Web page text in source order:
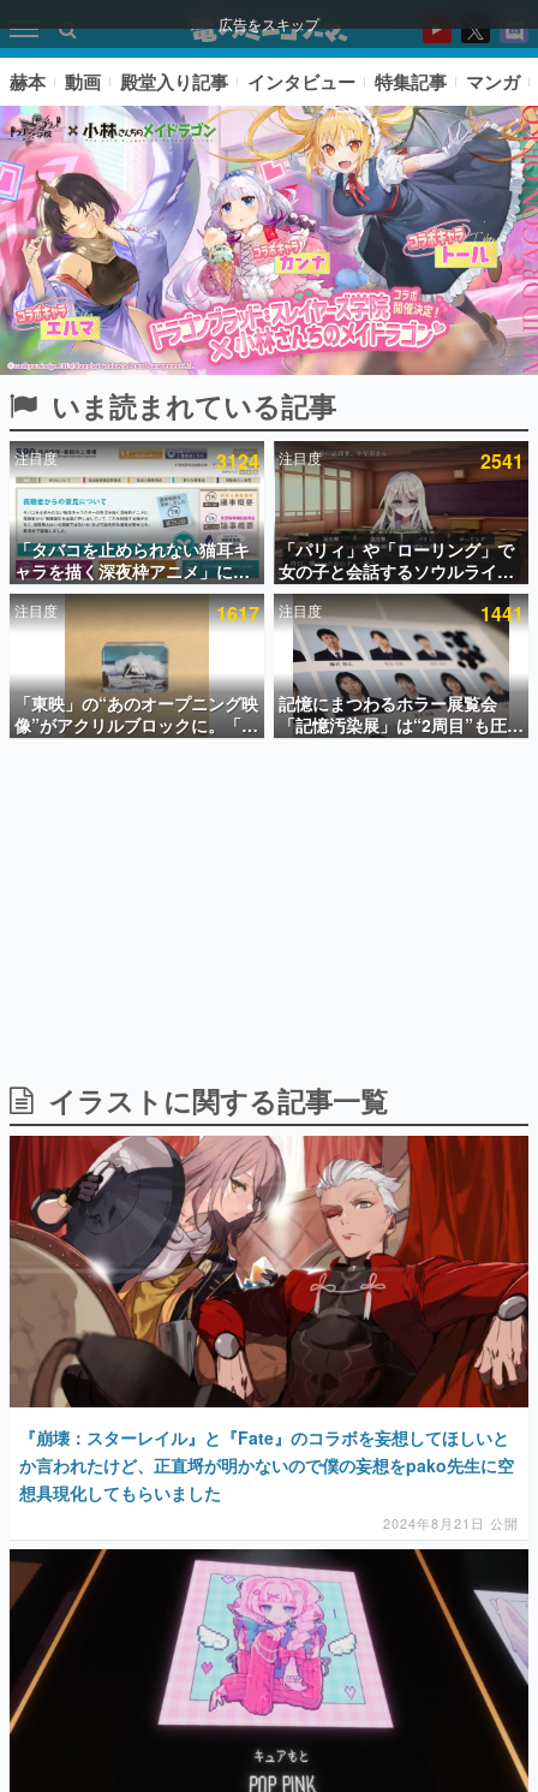
広告をスキップ
ピックアップ
電ファミのいま読まれている記事ランキング
アプリセール情報
インタビュー
連載・特集一覧
殿堂入り記事
SNS拡散数が数千以上！ ページビュー数万以上！ などな
ど。多くの人々に読まれた、電ファミ渾身の“殿堂入り”記
事をまとめました。
日本のコンテンツ産業やカルチャーに与えた影響を探る企
画です。
日本モバイルゲーム産業史
日本のモバイルゲーム史における主要なトピック・タイト
ルを網羅するほか、開発者へのインタビューや識者による
解説を掲載。約20年の歴史が一望できる決定版！
若ゲのいたり〜ゲームクリエイターの青春〜
『うつヌケ』『ペンと箸』等で知られるマンガ家・田中圭
一先生によるゲーム業界レポートマンガです。
なんでゲームは面白い？
ゲーム開発者・hamatsu氏がゲームの魅力を画面や操作の
具体的な形から解き明かしていく、硬派で骨太な評論連載
です。
ゲームが変えた日本語
「経験値」「裏技」「ラスボス」… ゲームにまつわる言葉
の起源や用法の変遷を、コンピューター文化史研究家・タ
イニーP氏が徹底調査。
カテゴリ
特集記事
マンガ
赫本 動画 殿堂入り記事 インタビュー 特集記事 マンガ
いま読まれている記事
注目度 3124
「タバコを止められない猫耳キ
ャラを描く深夜枠アニメ」に視
聴者の一部から批判意見。違法
薬物の使用と思しき描写も含め
て、BPOが議論を交わす
注目度 2541
「パリィ」や「ローリング」で
女の子と会話するソウルライク
恋愛ゲーム『小早川さんはソウ
ルライク』無料公開。返事に失
敗すると「YOU DIED」
注目度 1617
「東映」の“あのオープニング映
像”がアクリルブロックに。「東
映ヒストリカル グッズコレクシ
注目度 1441
記憶にまつわるホラー展覧会
「記憶汚染展」は“2周目”も圧倒
的におもしろい。自分の記憶
イラストに関する記事一覧
『崩壊：スターレイル』と『Fate』のコラボを妄想してほしいと
か言われたけど、正直埒が明かないので僕の妄想をpako先生に空
想具現化してもらいました
2024年8月21日 公開